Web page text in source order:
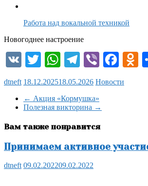
Работа над вокальной техникой
Новогоднее настроение
VK TwitterWhatsApp
Telegram
Viber
dtneft 18.12.202518.05.2026 Новости
← Акция «Кормушка»
Полезная викторина →
Вам также понравится
Принимаем активное
dtneft 09.02.202209.02.2022